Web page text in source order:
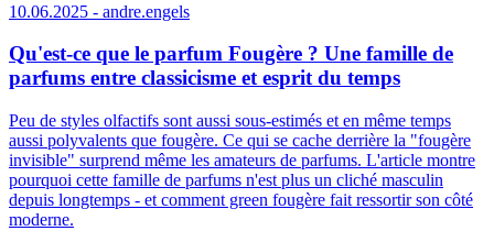
10.06.2025 - andre.engels
Qu'est-ce que le parfum Fougère ? Une famille de
parfums entre classicisme et esprit du temps
Peu de styles olfactifs sont aussi sous-estimés et en même temps
aussi polyvalents que fougère. Ce qui se cache derrière la "fougère
invisible" surprend même les amateurs de parfums. L'article montre
pourquoi cette famille de parfums n'est plus un cliché masculin
depuis longtemps - et comment green fougère fait ressortir son côté
moderne.